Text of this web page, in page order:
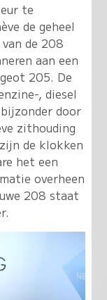
te
de geheel
de 208
aan een
205. De
, diesel
door
zithouding
de klokken
het een
overheen
208 staat